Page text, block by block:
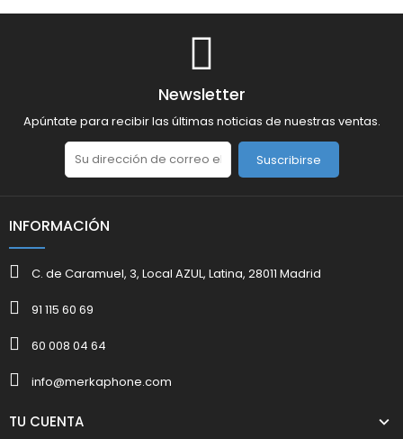
Newsletter
Apúntate para recibir las últimas noticias de nuestras ventas.
Suscribirse
INFORMACIÓN
C. de Caramuel, 3, Local AZUL, Latina, 28011 Madrid
91 115 60 69
60 008 04 64
info@merkaphone.com
TU CUENTA